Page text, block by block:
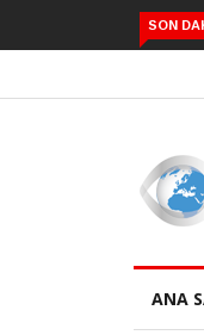
SON
İnsan
ANA